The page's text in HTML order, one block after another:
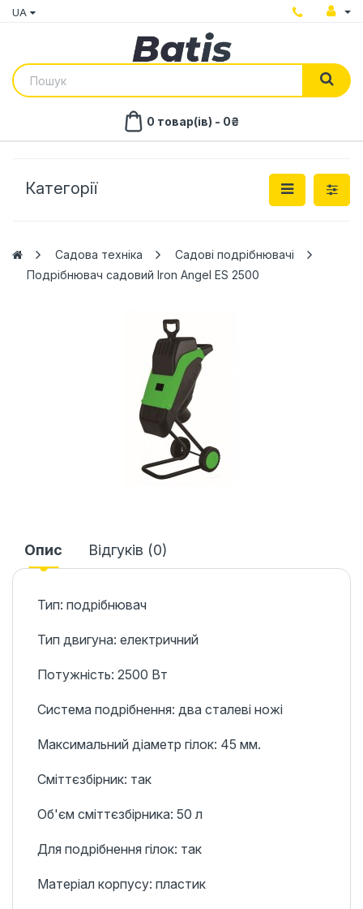
UA
0 товар(ів) - 0₴
Категорії
Садова техніка
Садові подрібнювачі
Подрібнювач садовий Iron Angel ES 2500
Опис Відгуків (0)
Тип: подрібнювач
Тип двигуна: електричний
Потужність: 2500 Вт
Система подрібнення: два сталеві ножі
Максимальний діаметр гілок: 45 мм.
Сміттєзбірник: так
Об'єм сміттєзбірника: 50 л
Для подрібнення гілок: так
Матеріал корпусу: пластик